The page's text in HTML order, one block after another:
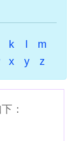
k
m
x y z
：